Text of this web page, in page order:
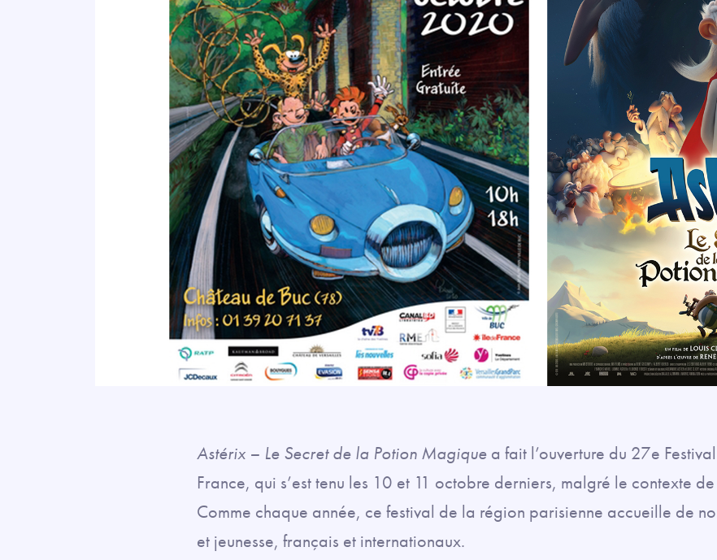
Astérix – Le Secret de la Potion Magique a fait l’ouverture du 27e
France, qui s’est tenu les 10 et 11 octobre derniers, malgré le contexte
Comme chaque année, ce festival de la région parisienne accueille de
et jeunesse, français et internationaux.